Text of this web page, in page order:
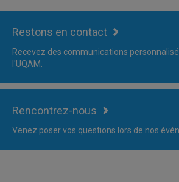
Restons en contact
Recevez des communications
l'UQAM.
Rencontrez-nous
Venez poser vos questions lors de nos